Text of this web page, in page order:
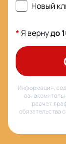
Новый
*Я вернудо
Информация,
расчет,
обязательства